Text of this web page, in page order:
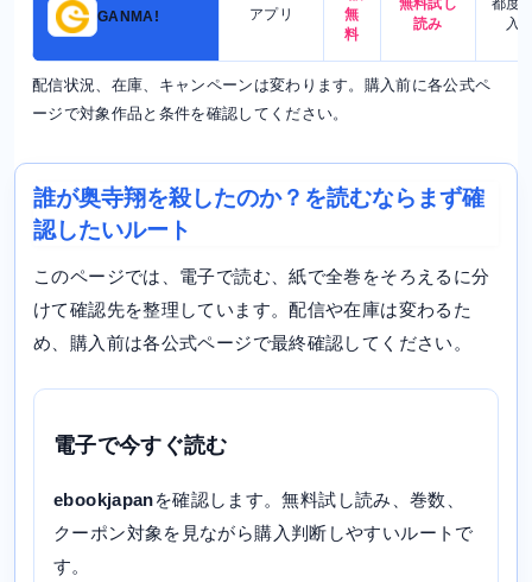
GANMA! アプリ
無
料
無料試し
読み
都度
入
配信状況、在庫、キャンペーンは変わります。購入前に各公式ペ
ージで対象作品と条件を確認してください。
誰が奥寺翔を殺したのか？を読むならまず確
認したいルート
このページでは、電子で読む、紙で全巻をそろえるに分
けて確認先を整理しています。配信や在庫は変わるた
め、購入前は各公式ページで最終確認してください。
電子で今すぐ読む
ebookjapanを確認します。無料試し読み、巻数、
クーポン対象を見ながら購入判断しやすいルートで
す。